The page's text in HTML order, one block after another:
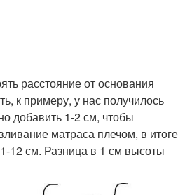
расстояние от основания
к примеру, у нас получилось
добавить 1-2 см, чтобы
матраса плечом, в итоге
12 см. Разница в 1 см высоты